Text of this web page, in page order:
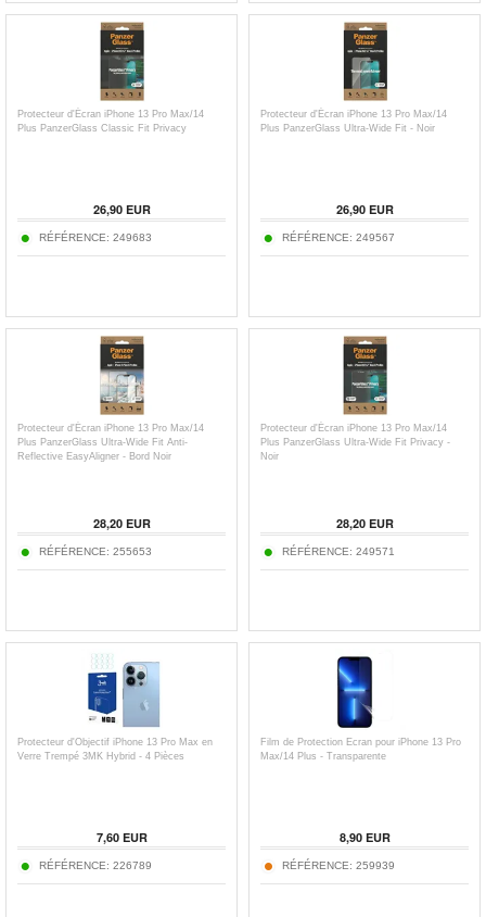
Protecteur d'Écran iPhone 13 Pro Max/14
Plus PanzerGlass Classic Fit Privacy
26,90EUR
RÉFÉRENCE: 249683
Protecteur d'Écran iPhone 13 Pro Max/14
Plus PanzerGlass Ultra-Wide Fit - Noir
26,90EUR
RÉFÉRENCE: 249567
Protecteur d'Écran iPhone 13 Pro Max/14
Plus PanzerGlass Ultra-Wide Fit Anti-
Reflective EasyAligner - Bord Noir
28,20EUR
RÉFÉRENCE: 255653
Protecteur d'Écran iPhone 13 Pro Max/14
Plus PanzerGlass Ultra-Wide Fit Privacy -
Noir
28,20EUR
RÉFÉRENCE: 249571
Protecteur d'Objectif iPhone 13 Pro Max en
Verre Trempé 3MK Hybrid - 4 Pièces
7,60EUR
RÉFÉRENCE: 226789
Film de Protection Ecran pour iPhone 13 Pro
Max/14 Plus - Transparente
8,90EUR
RÉFÉRENCE: 259939